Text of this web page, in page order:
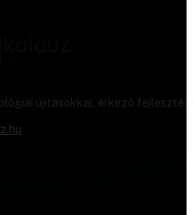
újításokkal, érkező